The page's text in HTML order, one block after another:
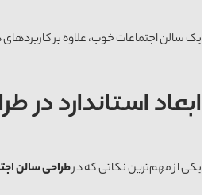
یک سالن اجتماعات خوب، علاوه بر کاربردهای
ابعاد استاندارد
یکی از مهم‌ترین نکاتی که درطراحی سالن